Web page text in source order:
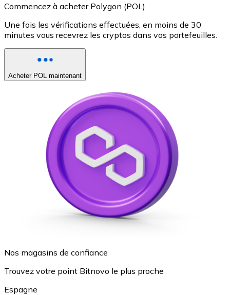
Commencez à acheter Polygon (POL)
Une fois les vérifications effectuées, en moins de 30
minutes vous recevrez les cryptos dans vos portefeuilles.
Acheter POL maintenant
Nos magasins de confiance
Trouvez votre point Bitnovo le plus proche
Espagne